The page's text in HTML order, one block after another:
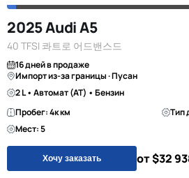
2025 Audi A5
40 TFSI 콰트로 어드밴스드
16 дней в продаже
Импорт из-за границы · Пусан
2 L • Автомат (AT) • Бензин
Пробег: 4к км
Тип
Мест: 5
Хочу заказать от $32